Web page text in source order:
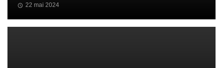
22 mai 2024